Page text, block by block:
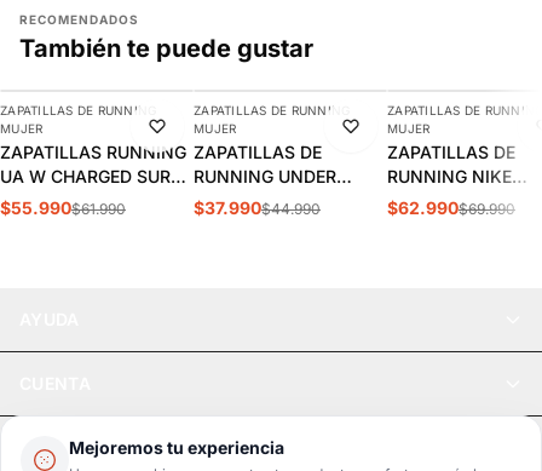
Mejoremos tu experiencia
RECOMENDADOS
También te puede gustar
-10%
AGREGAR
ZAPATILLAS DE RUNNING
MUJER
ZAPATILLAS RUNNING
UA W CHARGED SURGE
MUJER 3027007-672
$55.990$61.990
-16%
AGREGAR
ZAPATILLAS DE RUNNING
MUJER
ZAPATILLAS DE
RUNNING UNDER
ARMOUR PHADE RN 3
$37.990$44.990
-10%
ZAPATILLAS DE
MUJER
ZAPATILLAS DE
RUNNING NIKE
REVOLUTION 8
$62.990$69.990
LEGAL